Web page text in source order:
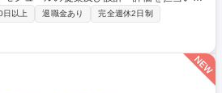
DCコンバータ、充電回路、電源分配・
社電子部品(リレー/スイッチ等)を組み込ん
バイス選定、損失・温度・ディレーティン
回路・実装設計・評価 ■評価結果の分析、設
ス回路の作成 ■社内外との技術的な連携・
日以上 退職金あり
完全週休2日制